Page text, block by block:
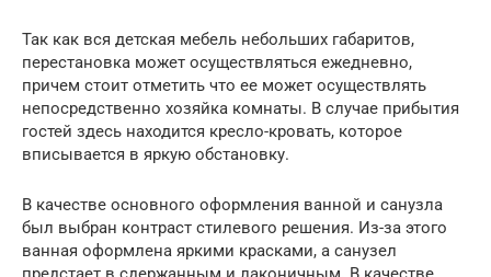
Так как вся детская мебель небольших габаритов,
перестановка может осуществляться ежедневно,
причем стоит отметить что ее может осуществлять
непосредственно хозяйка комнаты. В случае прибытия
гостей здесь находится кресло-кровать, которое
вписывается в яркую обстановку.
В качестве основного оформления ванной и санузла
был выбран контраст стилевого решения. Из-за этого
ванная оформлена яркими красками, а санузел